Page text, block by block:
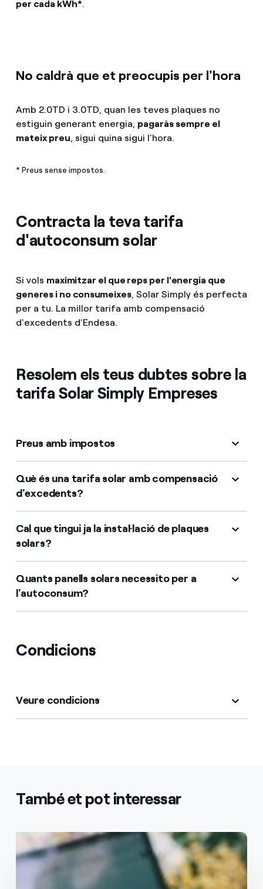
per cada kWh*.
No caldrà que et preocupis per l'hora
Amb 2.0TD i 3.0TD, quan les teves plaques no
estiguin generant energia, pagaràs sempre el
mateix preu , sigui quina sigui l'hora.
* Preus sense impostos.
Contracta la teva tarifa
d'autoconsum solar
Si vols maximitzar el que reps per l'energia que
generes i no consumeixes, Solar Simply és perfecta
per a tu. La millor tarifa amb compensació
d'excedents d'Endesa.
Resolem els teus dubtes sobre la
tarifa Solar Simply Empreses
Preus amb impostos
Què és una tarifa solar amb compensació
d'excedents?
Cal que tingui ja la instal·lació de plaques
solars?
Quants panells solars necessito per a
l'autoconsum?
Condicions
Veure condicions
També et pot interessar
La més econòmica (2.0TD)